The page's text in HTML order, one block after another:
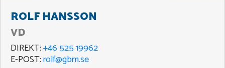
ROLF HANSSON
VD
DIREKT:+46 525 19962
E-POST:rolf@gbm.se